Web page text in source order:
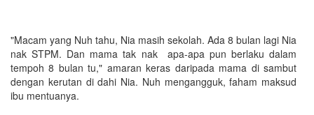
"Macam yang Nuh tahu, Nia masih sekolah. Ada 8 bulan lagi Nia
nak STPM. Dan mama tak nak apa-apa pun berlaku dalam
tempoh 8 bulan tu," amaran keras daripada mama di sambut
dengan kerutan di dahi Nia. Nuh mengangguk, faham maksud
ibu mentuanya.